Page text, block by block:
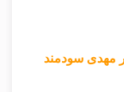
اف کتاب فیزیک جدید ۱ دکتر مهدی سودمند